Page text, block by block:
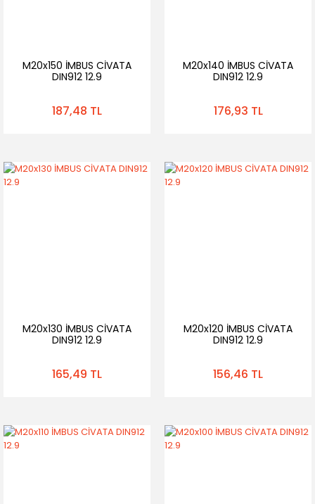
M20x150 İMBUS CİVATA
DIN912 12.9
187,48 TL
M20x140 İMBUS CİVATA
DIN912 12.9
176,93 TL
M20x130 İMBUS CİVATA
DIN912 12.9
165,49 TL
M20x120 İMBUS CİVATA
DIN912 12.9
156,46 TL